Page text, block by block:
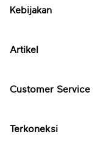
Kebijakan
Artikel
Customer Service
Terkoneksi